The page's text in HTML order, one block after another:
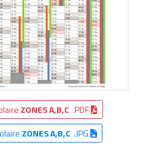
ZONES A,B,C .PDF
ZONES A,B,C.JPG